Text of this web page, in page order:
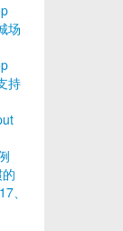
场
持
、